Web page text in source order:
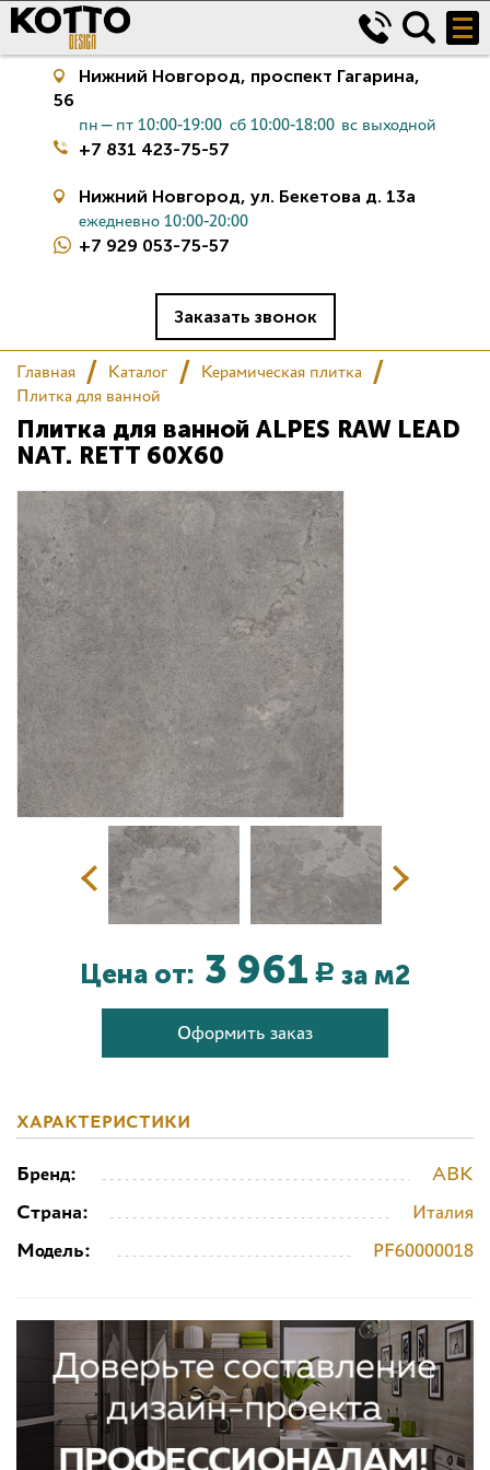
Керамическая плитка
Салон
Сертификаты
Дизайнерам
Комплекс услуг
Контакты
Нижний Новгород, проспект Гагарина,
56
пн—пт 10:00-19:00 сб 10:00-18:00 вс выходной
+7 831 423-75-57
Нижний Новгород, ул. Бекетова д. 13а
ежедневно 10:00-20:00
+7 929 053-75-57
Заказать звонок
Главная Каталог
Керамическая плитка
Плитка для ванной
Плитка для ванной ALPES RAW LEAD
NAT. RETT 60X60
Цена от: 3 961 Р за м2
Оформить заказ
ХАРАКТЕРИСТИКИ
Бренд:
ABK
Страна:
Италия
Модель:
PF60000018